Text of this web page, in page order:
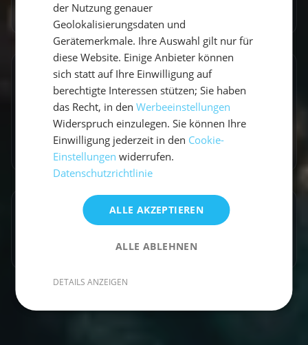
Zum Autorenprofil→
Entdecke ähnliche Törns
Finde deinen perfekten Segeltörn
Törns ansehen
Artikel teilen
der Nutzung genauer
Geolokalisierungsdaten und
Gerätemerkmale. Ihre Auswahl gilt nur für
diese Website. Einige Anbieter können
sich statt auf Ihre Einwilligung auf
berechtigte Interessen stützen; Sie haben
das Recht, in denWerbeeinstellungen
Widerspruch einzulegen. Sie können Ihre
Einwilligung jederzeit in den Cookie-
Einstellungen widerrufen.
Datenschutzrichtlinie
ALLE AKZEPTIEREN
ALLE ABLEHNEN
DETAILS ANZEIGEN